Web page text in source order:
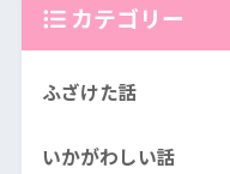
カテゴリー
ふざけた話
いかがわしい話